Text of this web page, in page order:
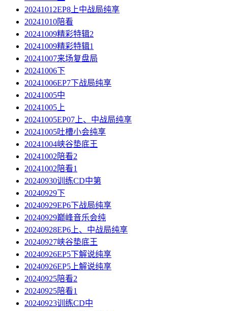
20241012EP8上中战局纯享
20241010陪看
20241009精彩特辑2
20241009精彩特辑1
20241007来场复盘局
20241006下
20241006EP7下战局纯享
20241005中
20241005上
20241005EP07上、中战局纯享
20241005吐槽小会纯享
20241004峡谷垫底王
20241002陪看2
20241002陪看1
20240930训练CD中第
20240929下
20240929EP6下战局纯享
20240929巅峰音乐会纯
20240928EP6上、中战局纯享
20240927峡谷垫底王
20240926EP5下解说纯享
20240926EP5上解说纯享
20240925陪看2
20240925陪看1
20240923训练CD中